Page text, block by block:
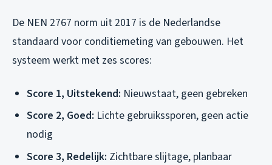
De NEN 2767 norm uit 2017 is de Nederlandse
standaard voor conditiemeting van gebouwen. Het
systeem werkt met zes scores:
Score 1, Uitstekend: Nieuwstaat, geen gebreken
Score 2, Goed: Lichte gebruikssporen, geen actie
nodig
Score 3, Redelijk: Zichtbare slijtage, planbaar